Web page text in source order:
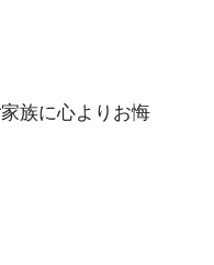
族に心よりお悔